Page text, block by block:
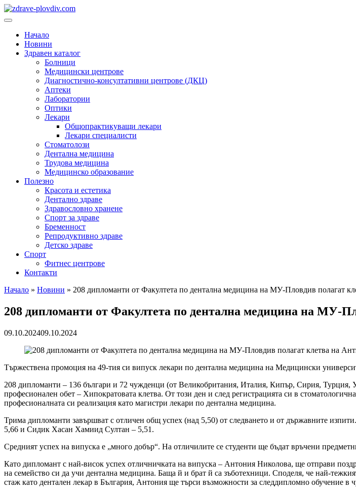
Преминете
към
Основно
Начало
Новини
Здравен каталог
Болници
Медицински центрове
Диагностично-консултативни центрове (ДКЦ)
Аптеки
Лаборатории
Оптики
Лекари
Общопрактикуващи лекари
Лекари специалисти
Стоматолози
Дентална медицина
Трудова медицина
Медицинско образование
Полезно
Красота и естетика
Дентално здраве
Здравословно хранене
Спорт за здраве
Бременност
Репродуктивно здраве
Детско здраве
Спорт
Фитнес центрове
Контакти
Начало » Новини » 208 дипломанти от Факултета по дентална медицина на МУ-Пловдив полагат
208 дипломанти от Факултета по дентална медицина на МУ-
09.10.202409.10.2024
Тържествена промоция на 49-тия си випуск лекари по дентална медицина на Медицински
208 дипломанти – 136 българи и 72 чужденци (от Великобритания, Италия, Кипър, Сирия,
професионален обет – Хипократовата клетва. От този ден и след регистрацията си в
професионалната си реализация като магистри лекари по дентална медицина.
Трима дипломанти завършват с отличен общ успех (над 5,50) от следването и от държавните
5,66 и Сидик Хасан Хамиид Султан – 5,51.
Средният успех на випуска е „много добър“. На отличилите се студенти ще бъдат връчени
Като дипломант с най-висок успех отличничката на випуска – Антония Николова, ще отправи
на семейство си да учи дентална медицина. Баща й и брат й са зъботехници. Споделя, че най-
стаж като дентален лекар в България, Антония ще търси възможности за следдипломно обучение в